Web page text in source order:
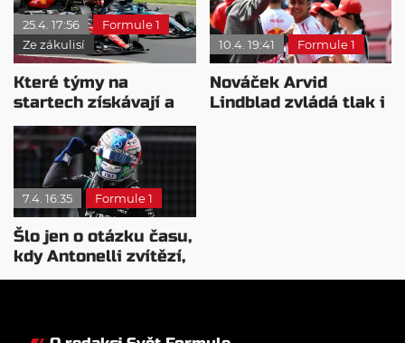
25.4. 17:56
Formule 1
Ze zákulisí
Které týmy na
startech získávají a
které naopak ztrácí?
10.4. 19:41 Formule 1
Nováček Arvid
Lindblad zvládá tlak i
7.4. 16:35 Formule 1
Šlo jen o otázku času,
kdy Antonelli zvítězí,
říká Bottas